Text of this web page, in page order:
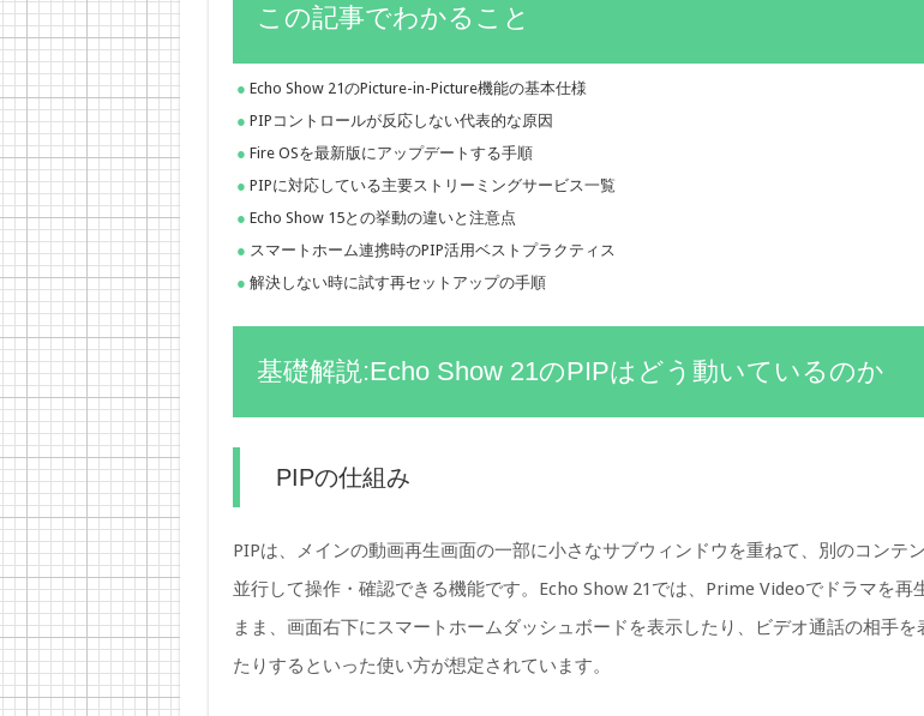
この記事でわかること
Echo Show 21のPicture-in-Picture機能の基本仕様
PIPコントロールが反応しない代表的な原因
Fire OSを最新版にアップデートする手順
PIPに対応している主要ストリーミングサービス一覧
Echo Show 15との挙動の違いと注意点
スマートホーム連携時のPIP活用ベストプラクティス
解決しない時に試す再セットアップの手順
基礎解説:Echo Show 21のPIPはどう動いているのか
PIPの仕組み
PIPは、メインの動画再生画面の一部に小さなサブウィンドウを重ねて、別のコンテ
並行して操作・確認できる機能です。Echo Show 21では、Prime Videoでドラマを再
まま、画面右下にスマートホームダッシュボードを表示したり、ビデオ通話の相手を
たりするといった使い方が想定されています。